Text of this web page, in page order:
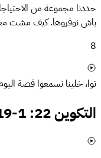
حددنا مجموعة من الاحتياجات
باش نوفروها. كيف مشت
8
توا، خلينا نسمعوا قصة
التكوين 22: 1-19